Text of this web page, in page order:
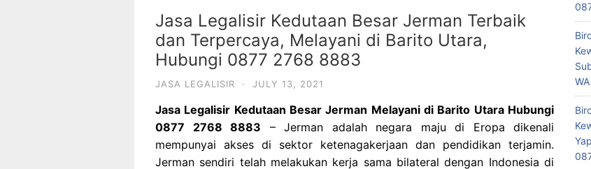
Jasa Legalisir Kedutaan Besar Jerman Terbaik
dan Terpercaya, Melayani di Barito Utara,
Hubungi 0877 2768 8883
JASA LEGALISIR · JULY 13, 2021
Jasa Legalisir Kedutaan Besar Jerman Melayani di Barito Utara Hubungi
0877 2768 8883 – Jerman adalah negara maju di Eropa dikenali
mempunyai akses di sektor ketenagakerjaan dan pendidikan terjamin.
Jerman sendiri telah melakukan kerja sama bilateral dengan Indonesia di